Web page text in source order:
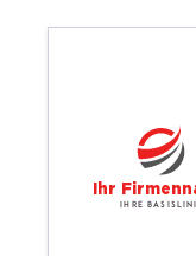
Ihr
Ihre